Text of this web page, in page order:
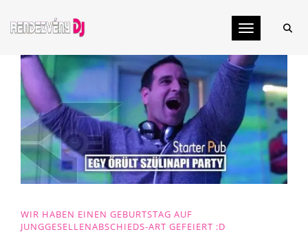
Toggle
WIR HABEN EINEN GEBURTSTAG AUF
JUNGGESELLENABSCHIEDS-ART GEFEIERT :D